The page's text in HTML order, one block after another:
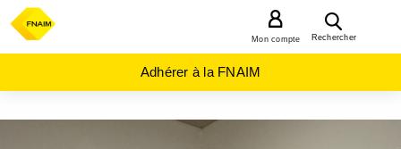
Rechercher
Mon compte
Adhérer à la FNAIM